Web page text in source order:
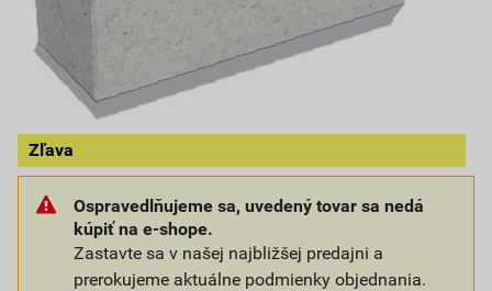
Zľava
Ospravedlňujeme sa, uvedený tovar sa nedá
kúpiť na e-shope.
Zastavte sa v našej najbližšej predajni a
prerokujeme aktuálne podmienky objednania.